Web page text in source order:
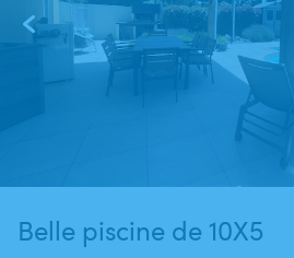
Belle piscine de 10X5